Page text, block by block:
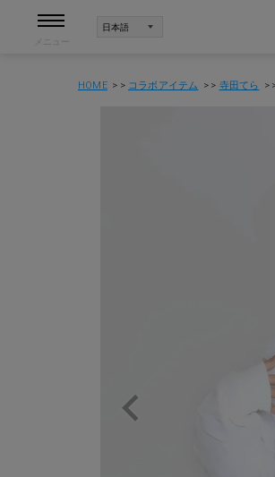
HOME コラボアイテム 寺田てら